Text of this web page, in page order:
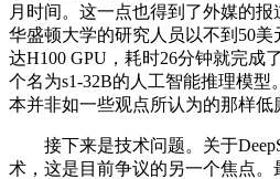
月时间。这一点也得到了外媒的
华盛顿大学的研究人员以不到50
达H100 GPU，耗时26分钟就完成
个名为s1-32B的人工智能推理模型
本并非如一些观点所认为的那样低
接下来是技术问题。关于
术，这是目前争议的另一个焦点。